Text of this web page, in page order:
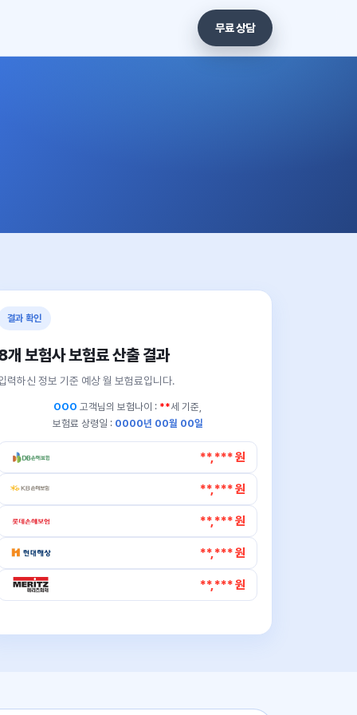
무료 상담
결과 확인
개 보험사 보험료 산출 결과
력하신 정보 기준 예상 월 보험료입니다.
OOO 고객님의 보험나이 : **세 기준,
보험료 상령일 : 0000년 00월 00일
**,*** 원
**,*** 원
**,*** 원
**,*** 원
**,*** 원